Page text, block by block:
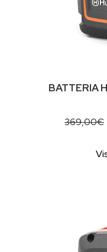
BATTERIA
369,00€